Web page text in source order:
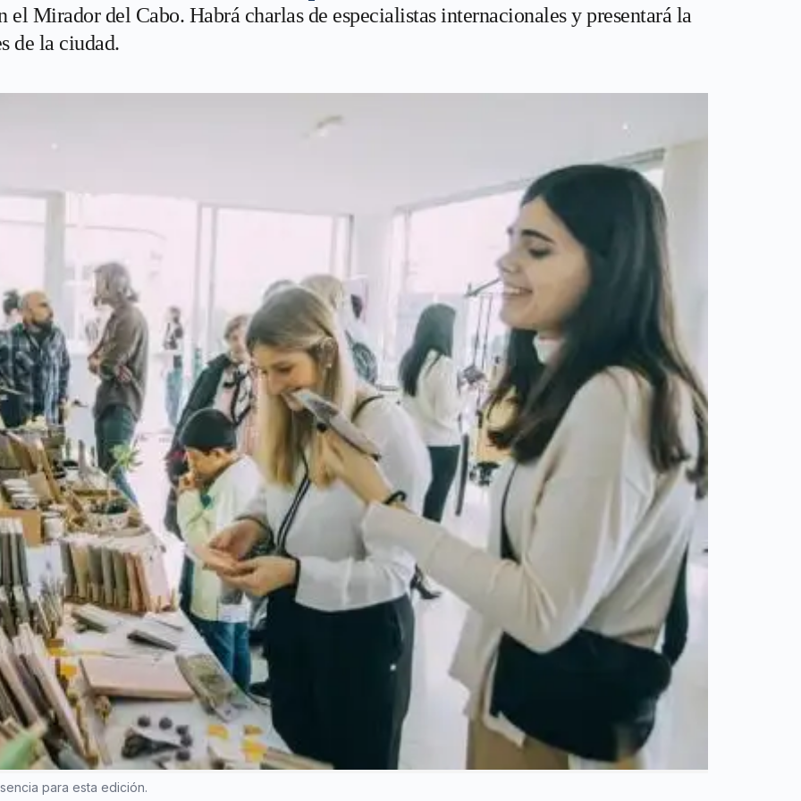
el Mirador del Cabo. Habrá charlas de especialistas internacionales y presentará la
de la ciudad.
para esta edición.